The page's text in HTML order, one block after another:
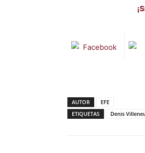
AUTOR
EFE
ETIQUETAS
Denis